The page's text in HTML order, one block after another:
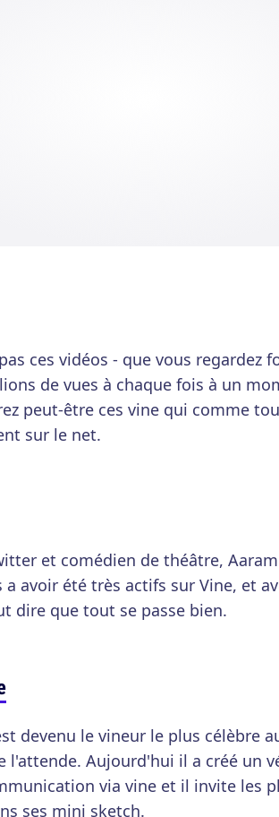
ces vidéos - que vous regardez
de vues à chaque fois à un
peut-être ces vine qui comme
sur le net.
et comédien de théâtre,
avoir été très actifs sur Vine, et
dire que tout se passe bien.
devenu le vineur le plus célèbre
l'attende. Aujourd'hui il a créé un
via vine et il invite les
ses mini sketch.